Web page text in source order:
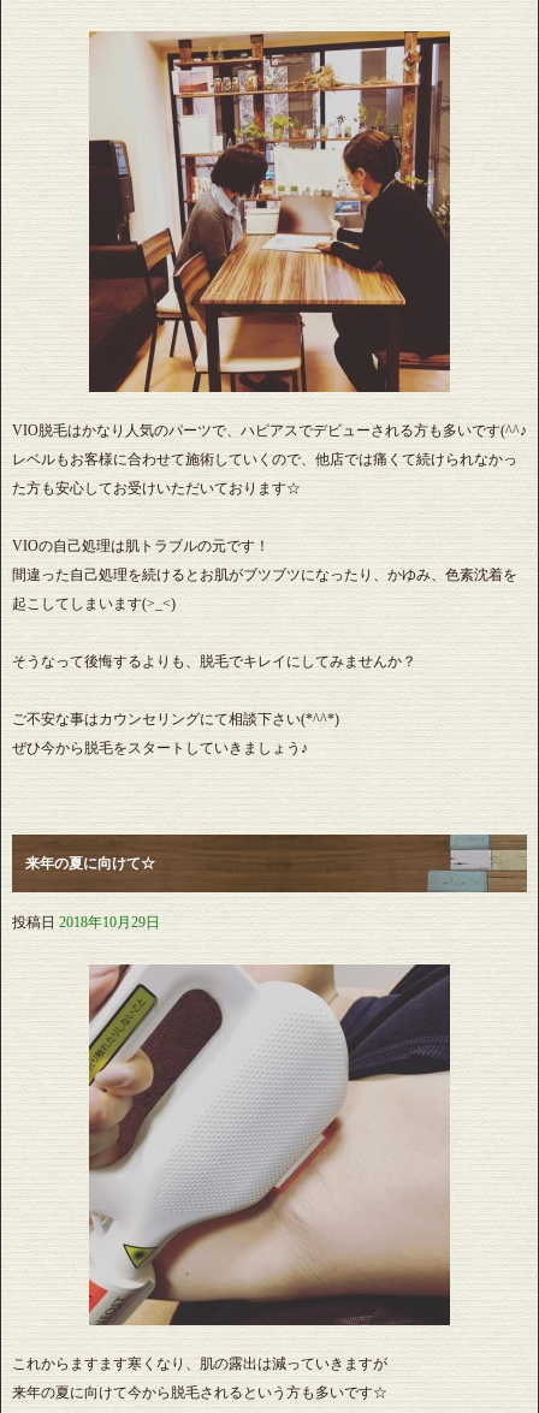
VIO脱毛はかなり人気のパーツで、ハピアスでデビューされる方も多いです(^^♪
レベルもお客様に合わせて施術していくので、他店では痛くて続けられなかっ
た方も安心してお受けいただいております☆
VIOの自己処理は肌トラブルの元です！
間違った自己処理を続けるとお肌がブツブツになったり、かゆみ、色素沈着を
起こしてしまいます(>_<)
そうなって後悔するよりも、脱毛でキレイにしてみませんか？
ご不安な事はカウンセリングにて相談下さい(*^^*)
ぜひ今から脱毛をスタートしていきましょう♪
来年の夏に向けて☆
投稿日 2018年10月29日
これからますます寒くなり、肌の露出は減っていきますが
来年の夏に向けて今から脱毛されるという方も多いです☆